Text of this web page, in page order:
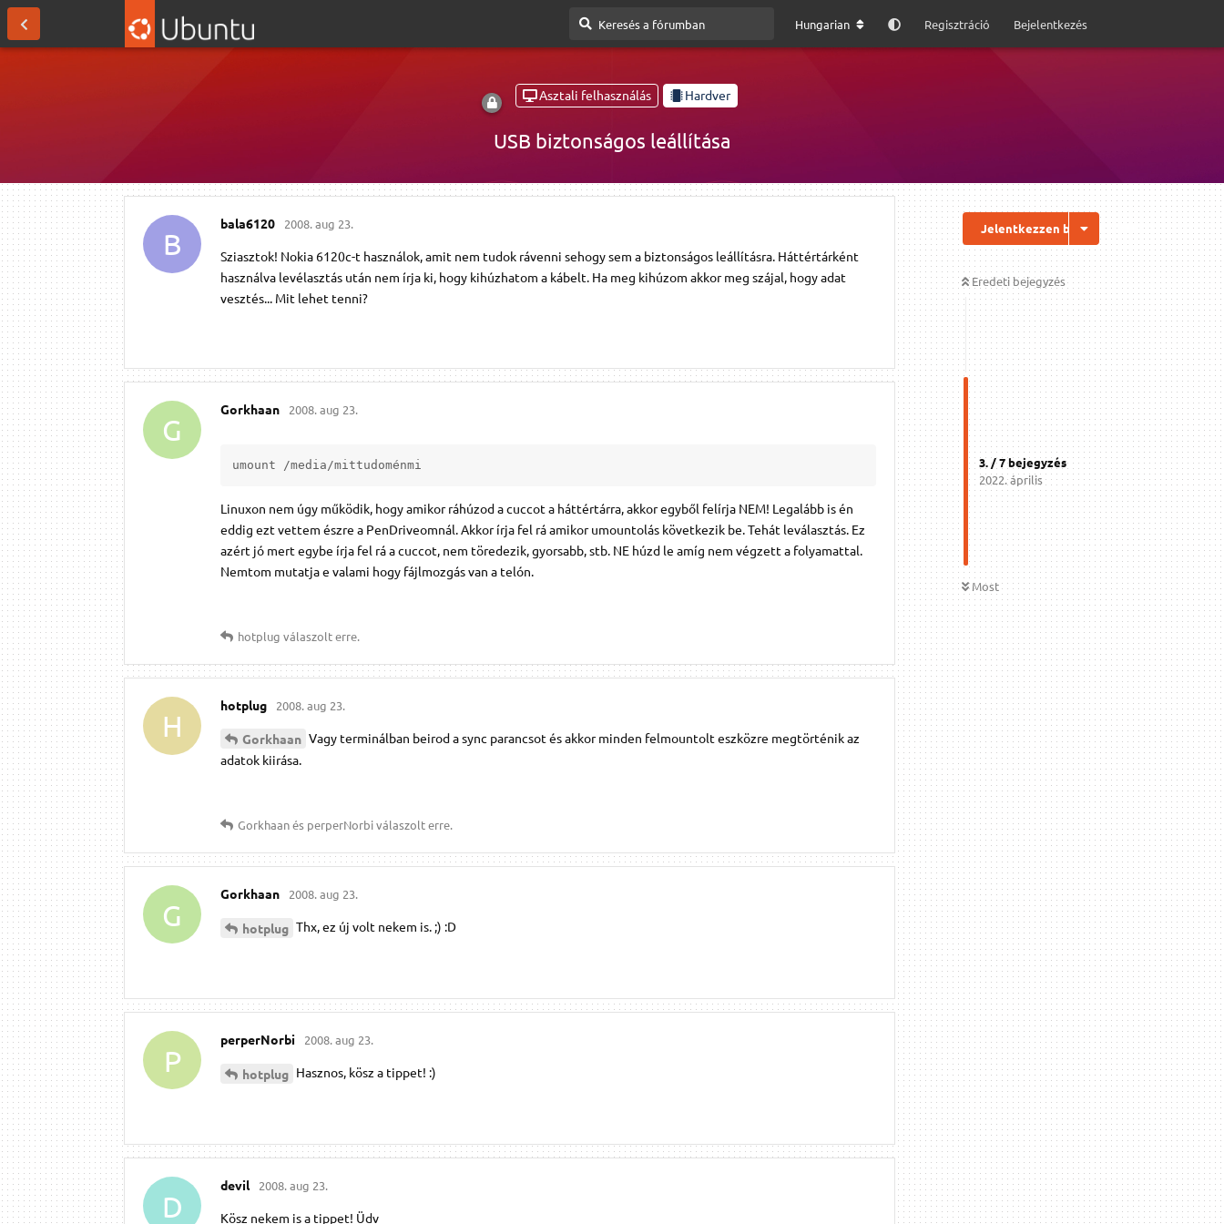
Hungarian Regisztráció Bejelentkezés
Asztali felhasználás Hardver
USB biztonságos leállítása
Jelentkezzen be a válaszhoz
Eredeti bejegyzés
3. /7bejegyzés
2022. április
Most
B
bala6120 2008. aug 23.
Sziasztok! Nokia 6120c-t használok, amit nem tudok rávenni sehogy sem a biztonságos leállításra. Háttértárként
használva levélasztás után nem írja ki, hogy kihúzhatom a kábelt. Ha meg kihúzom akkor meg szájal, hogy adat
vesztés... Mit lehet tenni?
G
Gorkhaan 2008. aug 23.
umount /media/mittudoménmi
Linuxon nem úgy működik, hogy amikor ráhúzod a cuccot a háttértárra, akkor egyből felírja NEM! Legalább is én
eddig ezt vettem észre a PenDriveomnál. Akkor írja fel rá amikor umountolás következik be. Tehát leválasztás. Ez
azért jó mert egybe írja fel rá a cuccot, nem töredezik, gyorsabb, stb. NE húzd le amíg nem végzett a folyamattal.
Nemtom mutatja e valami hogy fájlmozgás van a telón.
hotplug válaszolt erre.
H
hotplug 2008. aug 23.
Gorkhaan Vagy terminálban beirod a sync parancsot és akkor minden felmountolt eszközre megtörténik az
adatok kiirása.
Gorkhaanés perperNorbiválaszolt erre.
G
Gorkhaan 2008. aug 23.
hotplug Thx, ez új volt nekem is. ;) :D
P
perperNorbi 2008. aug 23.
hotplug Hasznos, kösz a tippet! :)
D
devil 2008. aug 23.
Kösz nekem is a tippet! Üdv